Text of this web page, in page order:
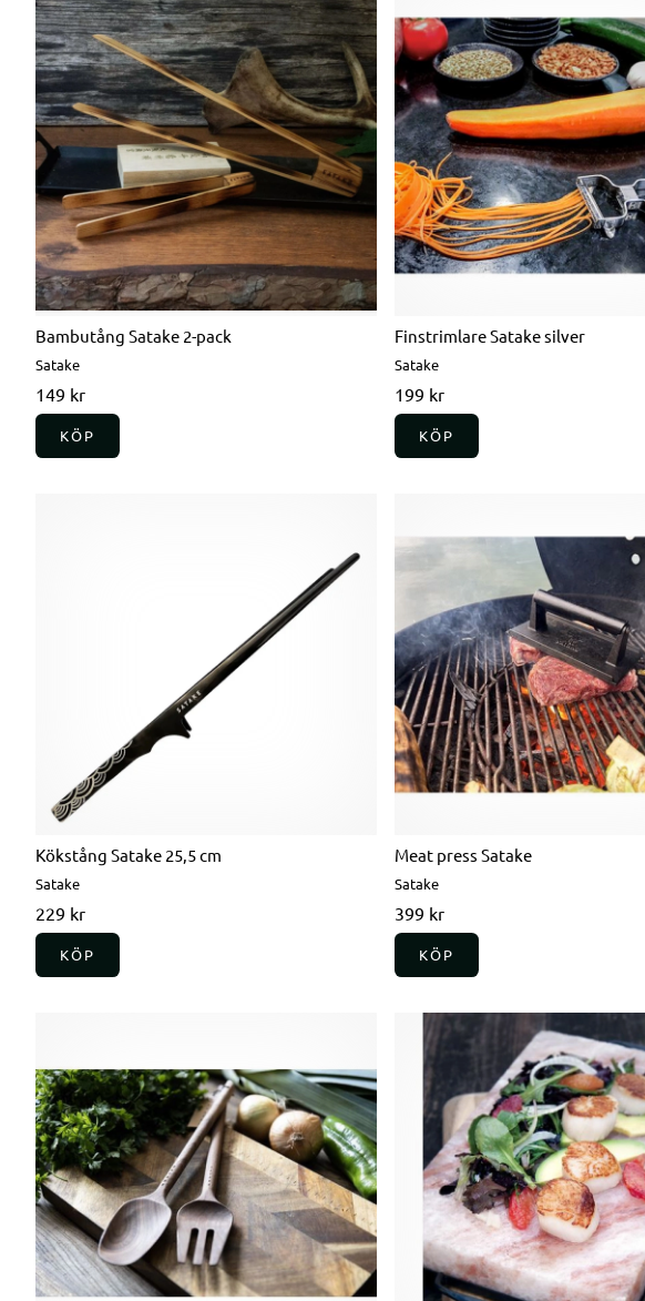
Bambutång Satake 2-pack
Satake
149 kr
KÖP
Finstrimlare Satake silver
Satake
199 kr
KÖP
Kökstång Satake 25,5 cm
Satake
229 kr
KÖP
Meat press Satake
Satake
399 kr
KÖP